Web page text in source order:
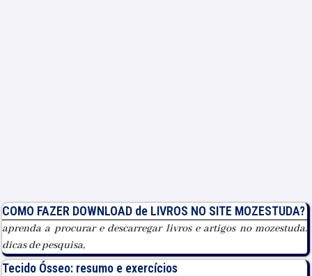
COMO FAZER DOWNLOAD de LIVROS NO SITE MOZESTUDA?
aprenda a procurar e descarregar livros e artigos no mozestuda.
dicas de pesquisa,
Tecido Ósseo: resumo e exercícios